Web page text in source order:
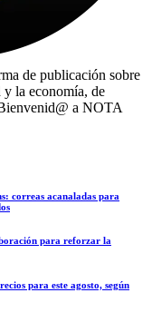
de publicación sobre
y la economía, de
a NOTA
correas acanaladas para
para reforzar la
para este agosto, según